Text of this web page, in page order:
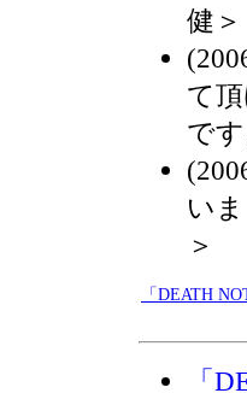
健＞
て
で
い
＞
「DEATH
「